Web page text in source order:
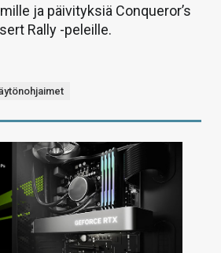
ja päivityksiä Conqueror’s
Rally -peleille.